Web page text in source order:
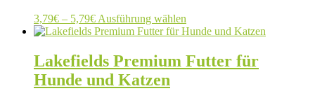
3,79€ – 5,79€Preisspanne:
3,79€
5,79€
Ausführung wählen
Produkt
mehrere
Varianten
Lakefields Premium Futter für
Hunde und Katzen